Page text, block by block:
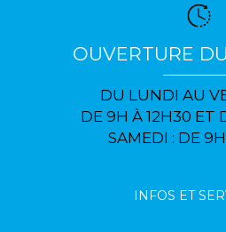
OUVERTURE
DU LUNDI AU
DE 9H À 12H30 ET
SAMEDI : DE
INFOS ET